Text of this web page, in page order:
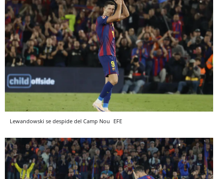
Lewandowski se despide del Camp Nou EFE